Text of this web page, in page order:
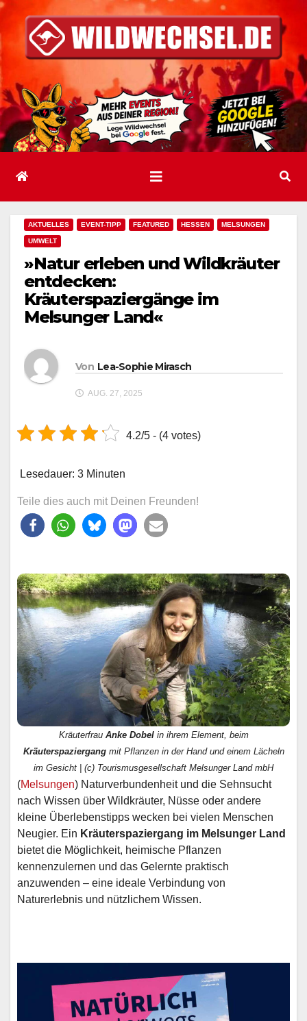
Inhalt
springen
AKTUELLES EVENT-TIPP FEATURED HESSEN MELSUNGEN
UMWELT
»Natur erleben und Wildkräuter
entdecken:
Kräuterspaziergänge im
Melsunger Land«
Von Lea-Sophie Mirasch
AUG. 27, 2025
4.2/5 - (4 votes)
Lesedauer: 3 Minuten
Teile dies auch mit Deinen Freunden!
Kräuterfrau Anke Dobelin ihrem Element, beim
Kräuterspaziergangmit Pflanzen in der Hand und einem Lächeln
im Gesicht | (c) Tourismusgesellschaft Melsunger Land mbH
(Melsungen) Naturverbundenheit und die Sehnsucht
nach Wissen über Wildkräuter, Nüsse oder andere
kleine Überlebenstipps wecken bei vielen Menschen
Neugier. Ein Kräuterspaziergang im Melsunger Land
bietet die Möglichkeit, heimische Pflanzen
kennenzulernen und das Gelernte praktisch
anzuwenden – eine ideale Verbindung von
Naturerlebnis und nützlichem Wissen.